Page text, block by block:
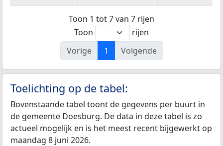
Toon 1 tot 7 van 7 rijen
Toon
rijen
Vorige
1 Volgende
Toelichting op de tabel:
Bovenstaande tabel toont de gegevens per buurt in
de gemeente Doesburg. De data in deze tabel is zo
actueel mogelijk en is het meest recent bijgewerkt op
maandag 8 juni 2026.